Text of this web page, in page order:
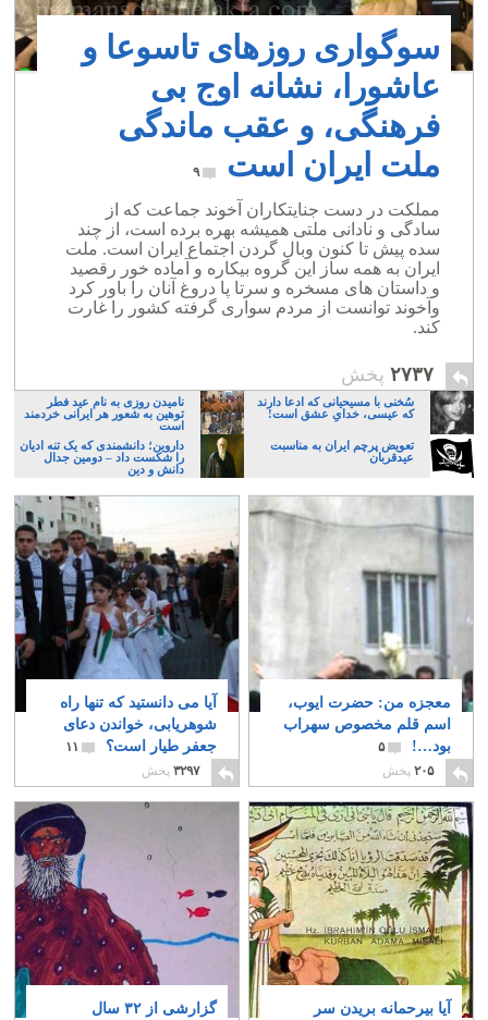
سوگواری روزهای تاسوعا و
عاشورا، نشانه اوج بی
فرهنگی، و عقب ماندگی
ملت ایران است
۹
مملکت در دست جنایتکاران آخوند جماعت که از
سادگی و نادانی ملتی همیشه بهره برده است، از چند
سده پیش تا کنون وبال گردن اجتماع ایران است. ملت
ایران به همه ساز این گروه بیکاره و آماده خور رقصید
و داستان های مسخره و سرتا پا دروغ آنان را باور کرد
وآخوند توانست از مردم سواری گرفته کشور را غارت
کند.
۲۷۳۷ پخش
سُخنی با مسیحیانی که ادعا دارند
که عیسی، خدایِ عشق است!
نامیدن روزی به نام عید فطر
توهین به شعور هر ایرانی خردمند
است
تعویض پرچم ایران به مناسبت
عیدقربان
داروین؛ دانشمندی که یک تنه ادیان
را شکست داد – دومین جدال
دانش و دین
معجزه من: حضرت ایوب،
اسم قلم مخصوص سهراب
بود…!
۵
۲۰۵ پخش
آیا می دانستید که تنها راه
شوهریابی، خواندن دعای
جعفر طیار است؟
۱۱
۳۲۹۷ پخش
آیا بیرحمانه بریدن سر
گزارشی از ۳۲ سال